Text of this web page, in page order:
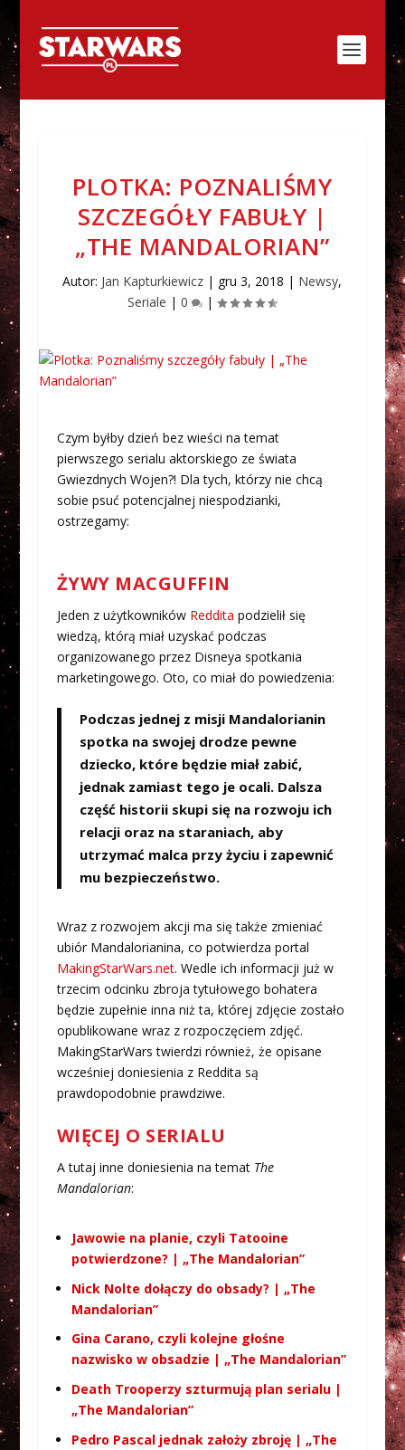
PLOTKA: POZNALIŚMY
SZCZEGÓŁY FABUŁY |
„THE MANDALORIAN”
Autor: Jan Kapturkiewicz | gru 3, 2018 | Newsy,
Seriale |0 |
Czym byłby dzień bez wieści na temat
pierwszego serialu aktorskiego ze świata
Gwiezdnych Wojen?! Dla tych, którzy nie chcą
sobie psuć potencjalnej niespodzianki,
ostrzegamy:
ŻYWY MACGUFFIN
Jeden z użytkowników Reddita podzielił się
wiedzą, którą miał uzyskać podczas
organizowanego przez Disneya spotkania
marketingowego. Oto, co miał do powiedzenia:
Podczas jednej z misji Mandalorianin
spotka na swojej drodze pewne
dziecko, które będzie miał zabić,
jednak zamiast tego je ocali. Dalsza
część historii skupi się na rozwoju ich
relacji oraz na staraniach, aby
utrzymać malca przy życiu i zapewnić
mu bezpieczeństwo.
Wraz z rozwojem akcji ma się także zmieniać
ubiór Mandalorianina, co potwierdza portal
MakingStarWars.net. Wedle ich informacji już w
trzecim odcinku zbroja tytułowego bohatera
będzie zupełnie inna niż ta, której zdjęcie zostało
opublikowane wraz z rozpoczęciem zdjęć.
MakingStarWars twierdzi również, że opisane
wcześniej doniesienia z Reddita są
prawdopodobnie prawdziwe.
WIĘCEJ O SERIALU
A tutaj inne doniesienia na temat The
Mandalorian:
Jawowie na planie, czyli Tatooine
potwierdzone? | „The Mandalorian”
Nick Nolte dołączy do obsady? | „The
Mandalorian”
Gina Carano, czyli kolejne głośne
nazwisko w obsadzie | „The Mandalorian”
Death Trooperzy szturmują plan serialu |
„The Mandalorian”
Pedro Pascal jednak założy zbroję | „The